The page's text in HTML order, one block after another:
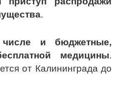
.
и бюджетные,
медицины.
от Калининграда до